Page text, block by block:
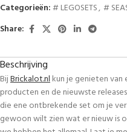
Categorieën:# LEGOSETS, #
Share:
Beschrijving
BijBrickalot.nlkun je genieten
producten en de nieuwste
die ene ontbrekende set om je
gewoon wilt zien wat er nieuw is